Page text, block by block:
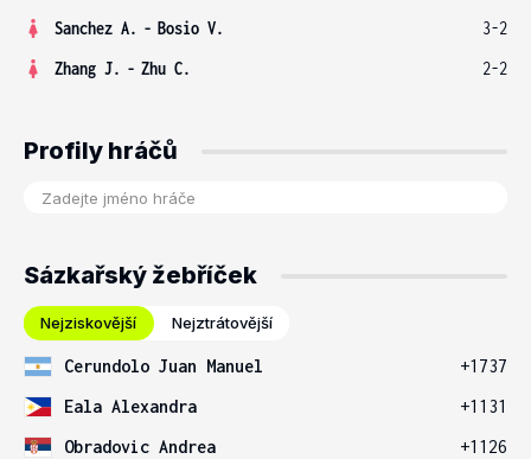
Sanchez A. - Bosio V.
3-2
Zhang J. - Zhu C. 2-2
Profily hráčů
Sázkařský žebříček
Nejziskovější Nejztrátovější
Cerundolo Juan Manuel
+1737
Eala Alexandra
+1131
Obradovic Andrea
+1126